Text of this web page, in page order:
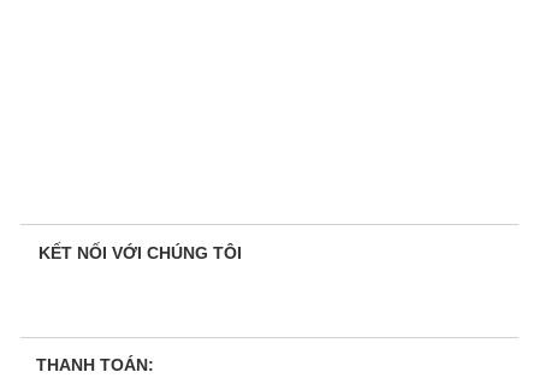
KẾT NỐI VỚI CHÚNG TÔI
THANH TOÁN: